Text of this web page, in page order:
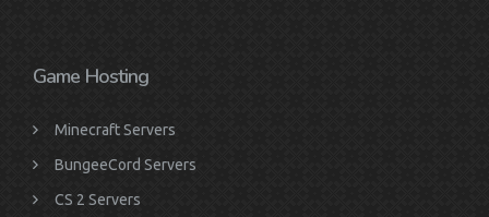
Game Hosting
Minecraft Servers
BungeeCord Servers
CS 2 Servers